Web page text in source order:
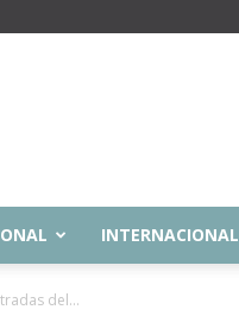
INTERNACIONAL
del...